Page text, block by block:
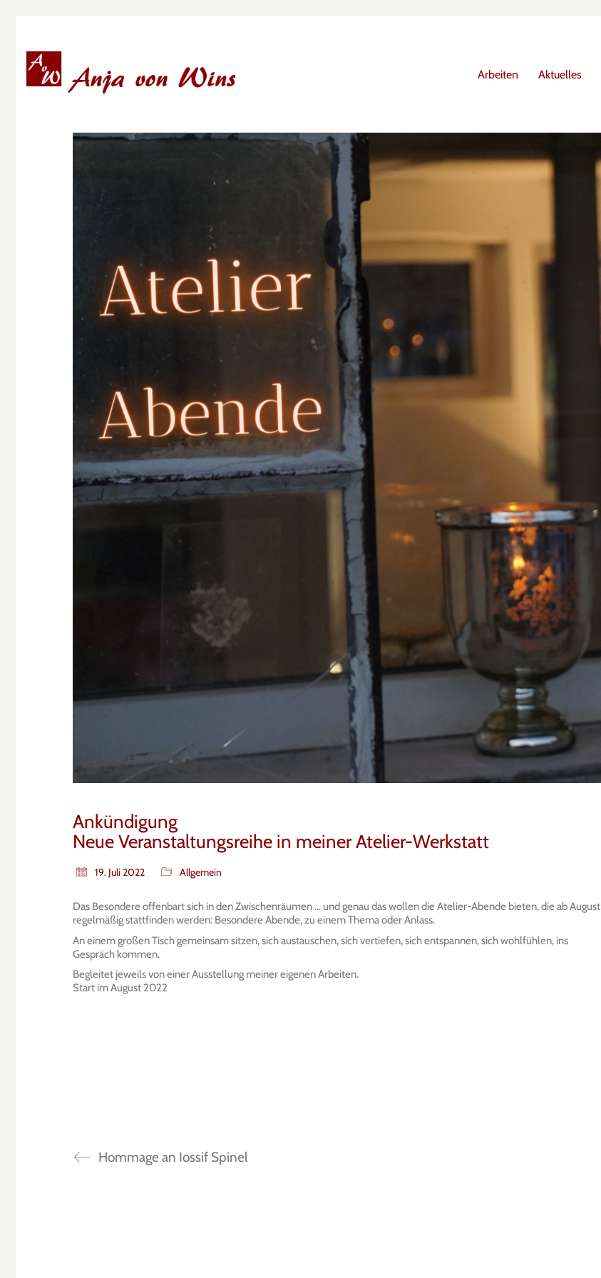
Arbeiten Aktuelles
Ankündigung
Neue Veranstaltungsreihe in meiner Atelier-Werkstatt
19. Juli 2022 Allgemein
Das Besondere offenbart sich in den Zwischenräumen … und genau das wollen die Atelier-Abende bieten, die ab August
regelmäßig stattfinden werden: Besondere Abende, zu einem Thema oder Anlass.
An einem großen Tisch gemeinsam sitzen, sich austauschen, sich vertiefen, sich entspannen, sich wohlfühlen, ins
Gespräch kommen.
Begleitet jeweils von einer Ausstellung meiner eigenen Arbeiten.
Start im August 2022
Hommage an Iossif Spinel